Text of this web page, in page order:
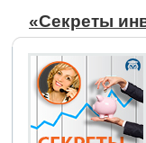
«Секреты